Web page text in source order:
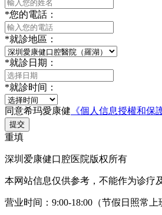
*您的電話：
*就診地區：
*就診日期：
*就診时间：
同意希玛愛康健 《個人信息授權和保
提交
重填
深圳爱康健口腔医院版权所有
本网站信息仅供参考，不能作为诊疗
营业时间：9:00-18:00（节假日照常上